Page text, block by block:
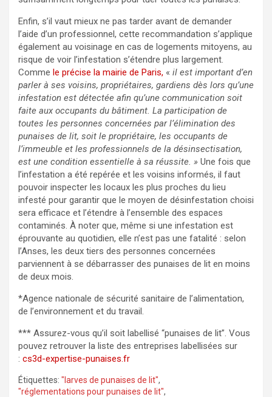
Enfin, s’il vaut mieux ne pas tarder avant de demander
l’aide d’un professionnel, cette recommandation s’applique
également au voisinage en cas de logements mitoyens, au
risque de voir l’infestation s’étendre plus largement.
Comme le précise la mairie de Paris, « il est important d’en
parler à ses voisins, propriétaires, gardiens dès lors qu’une
infestation est détectée afin qu’une communication soit
faite aux occupants du bâtiment. La participation de
toutes les personnes concernées par l’élimination des
punaises de lit, soit le propriétaire, les occupants de
l’immeuble et les professionnels de la désinsectisation,
est une condition essentielle à sa réussite. » Une fois que
l’infestation a été repérée et les voisins informés, il faut
pouvoir inspecter les locaux les plus proches du lieu
infesté pour garantir que le moyen de désinfestation choisi
sera efficace et l’étendre à l’ensemble des espaces
contaminés. À noter que, même si une infestation est
éprouvante au quotidien, elle n’est pas une fatalité : selon
l’Anses, les deux tiers des personnes concernées
parviennent à se débarrasser des punaises de lit en moins
de deux mois.
*Agence nationale de sécurité sanitaire de l’alimentation,
de l’environnement et du travail.
*** Assurez-vous qu’il soit labellisé “punaises de lit”. Vous
pouvez retrouver la liste des entreprises labellisées sur
: cs3d-expertise-punaises.fr
Étiquettes: "larves de punaises de lit",
"réglementations pour punaises de lit",